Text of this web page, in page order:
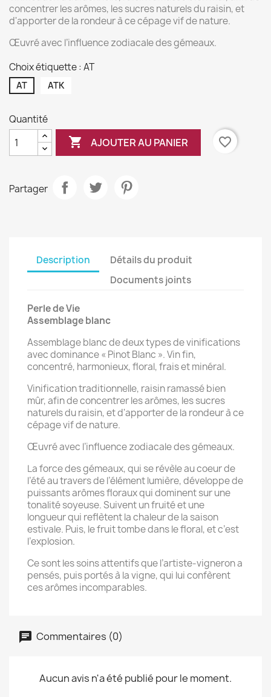
concentrer les arômes, les sucres naturels du raisin, et
d'apporter de la rondeur à ce cépage vif de nature.
Œuvré avec l’influence zodiacale des gémeaux.
Choix étiquette : AT
AT ATK
Quantité
 AJOUTER AU PANIER favorite_border
Partager
Description
Détails du produit
Documents joints
Perle de Vie
Assemblage blanc
Assemblage blanc de deux types de vinifications
avec dominance « Pinot Blanc ». Vin fin,
concentré, harmonieux, floral, frais et minéral.
Vinification traditionnelle, raisin ramassé bien
mûr, afin de concentrer les arômes, les sucres
naturels du raisin, et d'apporter de la rondeur à ce
cépage vif de nature.
Œuvré avec l’influence zodiacale des gémeaux.
La force des gémeaux, qui se révèle au coeur de
l’été au travers de l’élément lumière, développe de
puissants arômes floraux qui dominent sur une
tonalité soyeuse. Suivent un fruité et une
longueur qui reflètent la chaleur de la saison
estivale. Puis, le fruit tombe dans le floral, et c’est
l’explosion.
Ce sont les soins attentifs que l’artiste-vigneron a
pensés, puis portés à la vigne, qui lui confèrent
ces arômes incomparables.
Commentaires (0)
Aucun avis n'a été publié pour le moment.